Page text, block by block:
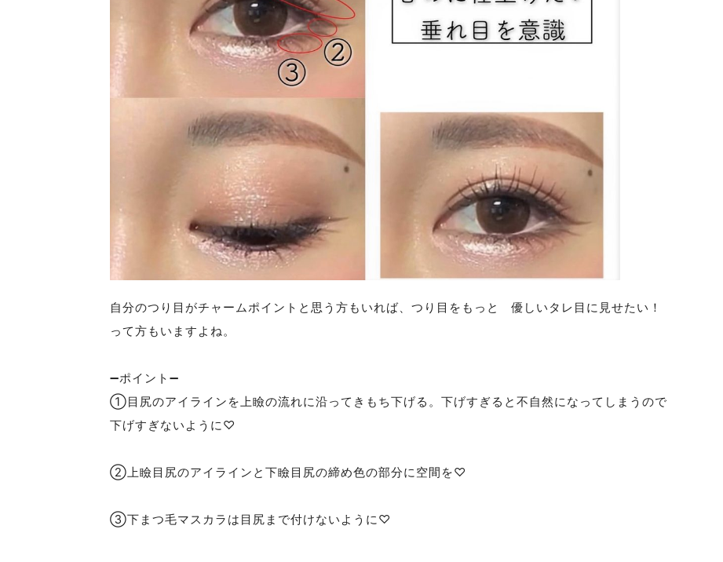
自分のつり目がチャームポイントと思う方もいれば、つり目をもっと 優しいタレ目に見せたい！
って方もいますよね。
➖ポイント➖
①目尻のアイラインを上瞼の流れに沿ってきもち下げる。下げすぎると不自然になってしまうので
下げすぎないように♡
②上瞼目尻のアイラインと下瞼目尻の締め色の部分に空間を♡
③下まつ毛マスカラは目尻まで付けないように♡